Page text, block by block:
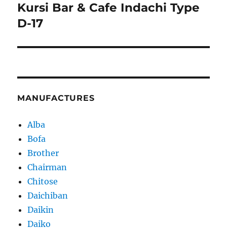
Next
post:
Kursi Bar & Cafe Indachi Type
D-17
MANUFACTURES
Alba
Bofa
Brother
Chairman
Chitose
Daichiban
Daikin
Daiko